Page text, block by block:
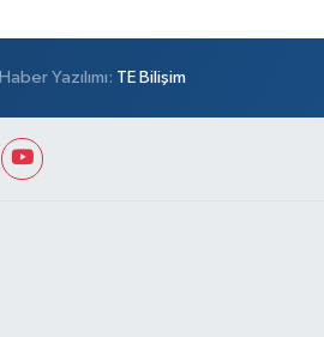
Haber Yazılımı: TE Bilişim